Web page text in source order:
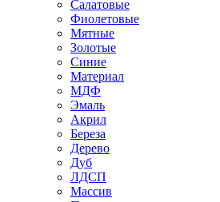
Салатовые
Фиолетовые
Мятные
Золотые
Синие
Материал
МДФ
Эмаль
Акрил
Береза
Дерево
Дуб
ЛДСП
Массив